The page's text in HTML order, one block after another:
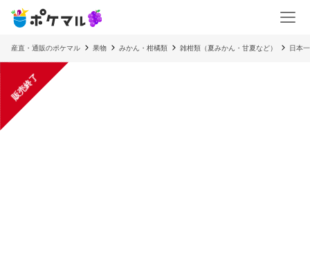
産直・通販のポケマル 果物 みかん・柑橘類 雑柑類（夏みかん・甘夏など） 日本
販売終了